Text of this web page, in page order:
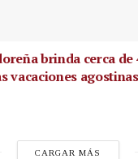
brinda cerca de
vacaciones agostinas
CARGAR MÁS